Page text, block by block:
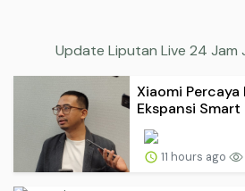
Update Liputan Live 24 Jam
Xiaomi Percaya
Ekspansi Smart
11 hours ago